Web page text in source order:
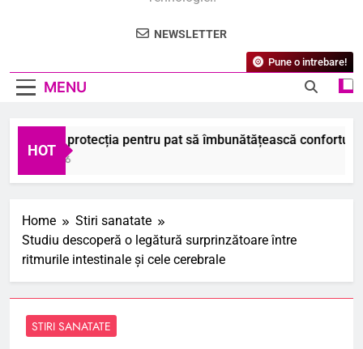
NEWSLETTER
MENU
Pune o intrebare!
HOT
ajută protecția pentru pat să îmbunătățească confortul
2026
Home
Stiri sanatate
Studiu descoperă o legătură surprinzătoare între
ritmurile intestinale și cele cerebrale
STIRI SANATATE